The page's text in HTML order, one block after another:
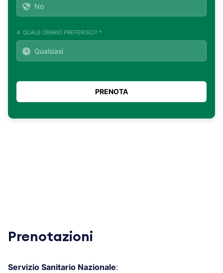
4. QUALE ORARIO PREFERISCI? *
Prenotazioni
Servizio Sanitario Nazionale: